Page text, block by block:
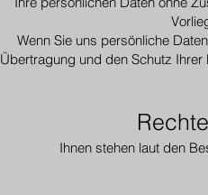
Wenn Sie uns persönliche
Übertragung und den Schutz
Ihnen stehen laut den